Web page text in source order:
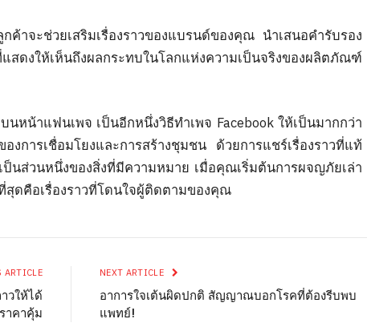
ค้าจะช่วยเสริมเรื่องราวของแบรนด์ของคุณ นำเสนอคำรับรอง
สดงให้เห็นถึงผลกระทบในโลกแห่งความเป็นจริงของผลิตภัณฑ์
นหน้าแฟนเพจ เป็นอีกหนึ่งวิธีทำเพจ Facebook ให้เป็นมากกว่า
งการเชื่อมโยงและการสร้างชุมชน ด้วยการแชร์เรื่องราวที่แท้
นส่วนหนึ่งของสิ่งที่มีความหมาย เมื่อคุณเริ่มต้นการผจญภัยเล่า
สุดคือเรื่องราวที่โดนใจผู้ติดตามของคุณ
ARTICLE
วให้ได้
ราคาคุ้ม
NEXT ARTICLE
อาการใจเต้นผิดปกติ สัญญาณบอกโรคที่ต้องรีบพบ
แพทย์!